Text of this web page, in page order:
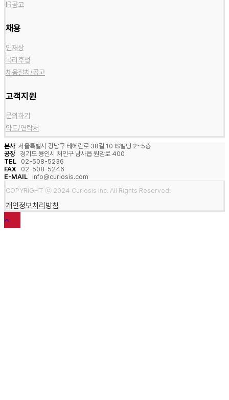
IR공고
채용
인재상
복리후생
채용절차/공고
고객지원
문의하기
약도/연락처
본사 서울특별시 강남구 테헤란로 38길 10 IS빌딩 2~5층
공장 경기도 용인시 처인구 남사읍 원암로 400
TEL
02-508-5236
FAX
02-508-5246
E-MAIL
info@curiosis.com
COPYRIGHT ⓒ 2024 Curiosis Inc. All Rights Reserved.
개인정보처리방침